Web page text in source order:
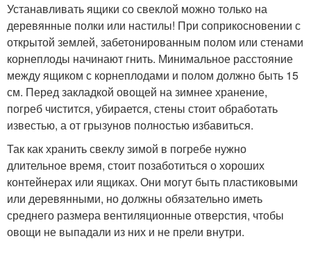
Устанавливать ящики со свеклой можно только на
деревянные полки или настилы! При соприкосновении с
открытой землей, забетонированным полом или стенами
корнеплоды начинают гнить. Минимальное расстояние
между ящиком с корнеплодами и полом должно быть 15
см. Перед закладкой овощей на зимнее хранение,
погреб чистится, убирается, стены стоит обработать
известью, а от грызунов полностью избавиться.
Так как хранить свеклу зимой в погребе нужно
длительное время, стоит позаботиться о хороших
контейнерах или ящиках. Они могут быть пластиковыми
или деревянными, но должны обязательно иметь
среднего размера вентиляционные отверстия, чтобы
овощи не выпадали из них и не прели внутри.